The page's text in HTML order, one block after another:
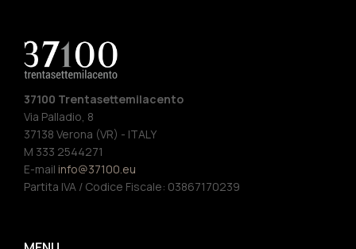
37100 Trentasettemilacento
Via Palladio, 8
37138 Verona (VR) - ITALY
M 333 2544271
E-mail info@37100.eu
Partita IVA / Codice Fiscale: 03867170239